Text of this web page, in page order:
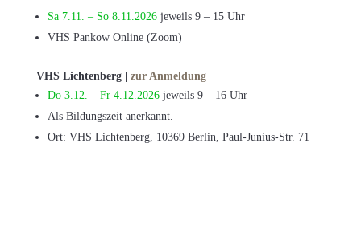
Sa 7.11. – So 8.11.2026jeweils 9 – 15 Uhr
VHS Pankow Online (Zoom)
VHS Lichtenberg | zur Anmeldung
Do 3.12. – Fr 4.12.2026jeweils 9 – 16 Uhr
Als Bildungszeit anerkannt.
Ort: VHS Lichtenberg, 10369 Berlin, Paul-Junius-Str. 71